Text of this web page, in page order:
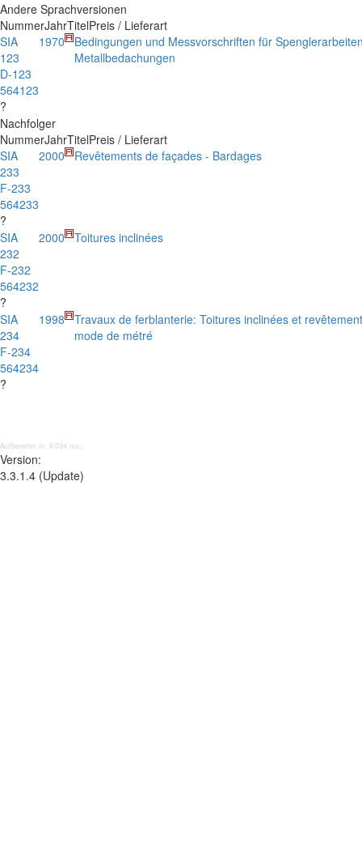
Andere Sprachversionen
NummerJahrTitelPreis / Lieferart
SIA
123
D-123
564123
?
1970
Bedingungen und Messvorschriften für
Metallbedachungen
Nachfolger
NummerJahrTitelPreis / Lieferart
SIA
233
F-233
564233
?
2000 Revêtements de façades - Bardages
SIA
232
F-232
564232
?
2000 Toitures inclinées
SIA
234
F-234
564234
?
1998
Travaux de ferblanterie: Toitures inclinées et
mode de métré
Aufbereitet in: 6’034 ms;
Version:
3.3.1.4 (Update)